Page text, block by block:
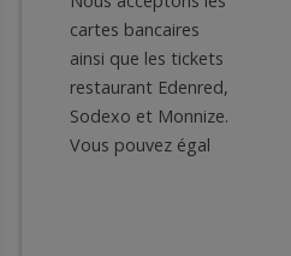
cartes bancaires
ainsi que les tickets
restaurant Edenred,
Sodexo et Monnize.
Vous pouvez égal